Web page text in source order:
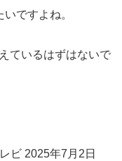
ですよね。
ているはずはないで
ビ 2025年7月2日